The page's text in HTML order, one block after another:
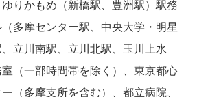
りかもめ（新橋駅、豊洲駅）駅務
多摩センター駅、中央大学・明星
立川南駅、立川北駅、玉川上水
（一部時間帯を除く）、東京都心
（多摩支所を含む）、都立病院、